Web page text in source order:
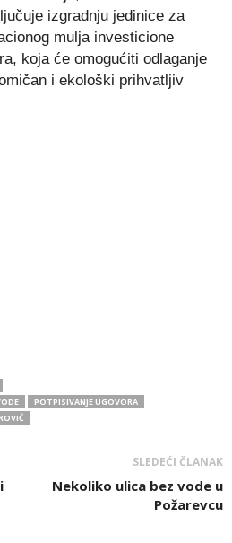
izgradnju jedinice za
mulja investicione
koja će omogućiti odlaganje
i ekološki prihvatljiv
POTPISIVANJE UGOVORA
SLEDEĆI ČLANAK
Nekoliko ulica bez vode u
Požarevcu